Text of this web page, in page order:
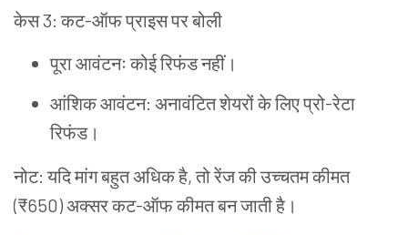
केस3:कट-ऑफप्राइसपरबोली
पूराआवंटनः कोईरिफंडनहीं।
आंशिकआवंटन: अनावंटितशेयरोंकेलिएप्रो-रेटा
रिफंड।
नोट:यदिमांगबहुतअधिकहै,तोरेंजकीउच्चतमकीमत
(₹650)अक्सरकट-ऑफकीमतबनजातीहै।